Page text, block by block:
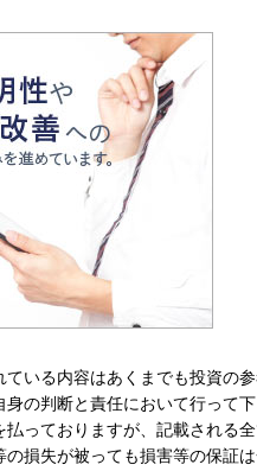
ている内容はあくまでも投資の
身の判断と責任において行って
っておりますが、記載される
損失が被っても損害等の保証